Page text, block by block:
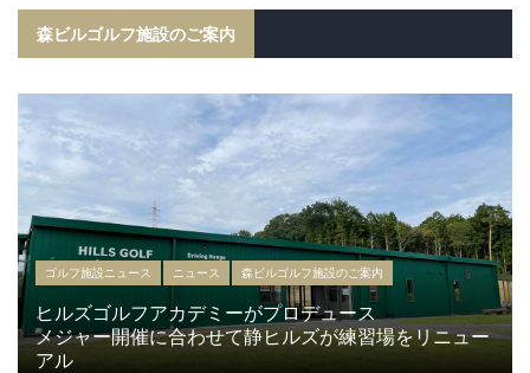
森ビルゴルフ施設のご案内
ゴルフ施設ニュース ニュース 森ビルゴルフ施設のご案内
ヒルズゴルフアカデミーがプロデュース
メジャー開催に合わせて静ヒルズが練習場をリニュー
アル